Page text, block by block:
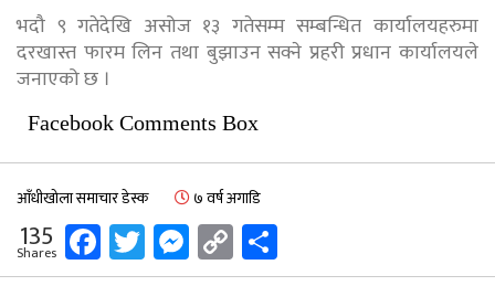
भदौ ९ गतेदेखि असोज १३ गतेसम्म सम्बन्धित कार्यालयहरुमा
दरखास्त फारम लिन तथा बुझाउन सक्ने प्रहरी प्रधान कार्यालयले
जनाएको छ ।
Facebook Comments Box
आँधीखोला समाचार डेस्क ७ वर्ष अगाडि
135
Shares Facebook
Twitter
Messenger
Copy
Link